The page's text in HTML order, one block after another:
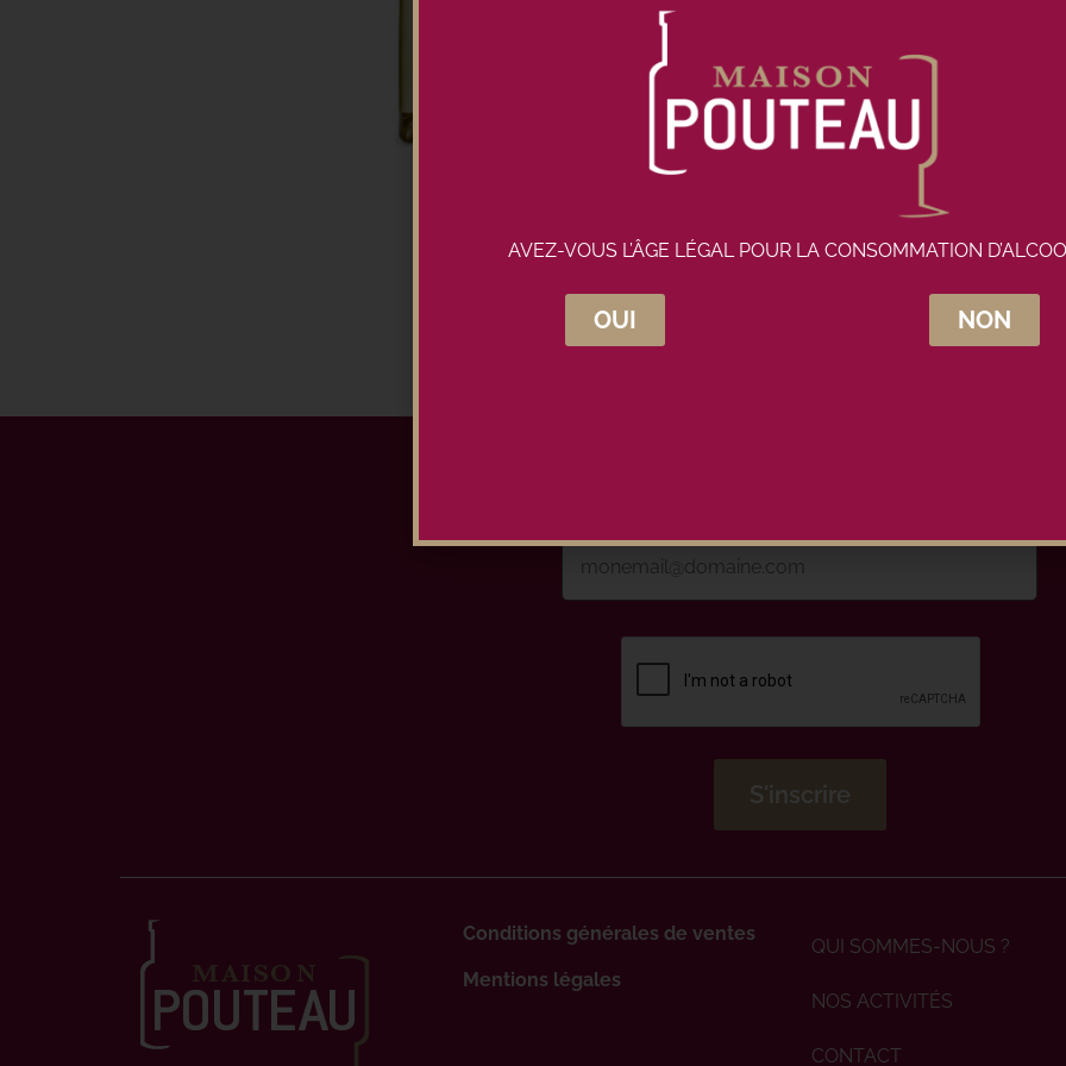
Conditions générales de ventes
Mentions légales
QUI SOMMES-NOUS ?
NOS ACTIVITÉS
CONTACT
AVEZ-VOUS L’ÂGE LÉGAL POUR LA CONSOMMATION
OUI NON